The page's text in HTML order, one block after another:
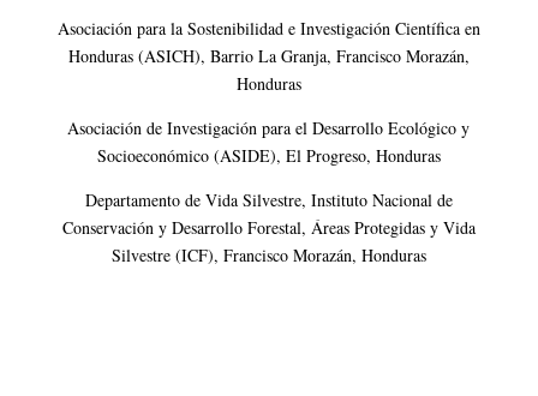
Asociación para la Sostenibilidad e Investigación Científica en
Honduras (ASICH), Barrio La Granja, Francisco Morazán,
Honduras
Asociación de Investigación para el Desarrollo Ecológico y
Socioeconómico (ASIDE), El Progreso, Honduras
Departamento de Vida Silvestre, Instituto Nacional de
Conservación y Desarrollo Forestal, Áreas Protegidas y Vida
Silvestre (ICF), Francisco Morazán, Honduras